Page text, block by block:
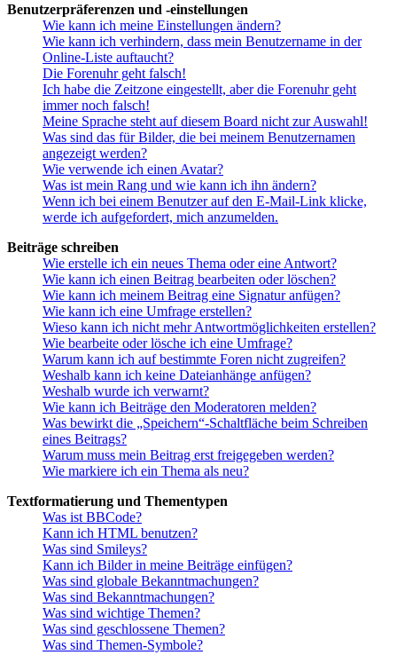
Benutzerpräferenzen und -einstellungen
Wie kann ich meine Einstellungen ändern?
Wie kann ich verhindern, dass mein Benutzername in der
Online-Liste auftaucht?
Die Forenuhr geht falsch!
Ich habe die Zeitzone eingestellt, aber die Forenuhr geht
immer noch falsch!
Meine Sprache steht auf diesem Board nicht zur Auswahl!
Was sind das für Bilder, die bei meinem Benutzernamen
angezeigt werden?
Wie verwende ich einen Avatar?
Was ist mein Rang und wie kann ich ihn ändern?
Wenn ich bei einem Benutzer auf den E-Mail-Link klicke,
werde ich aufgefordert, mich anzumelden.
Beiträge schreiben
Wie erstelle ich ein neues Thema oder eine Antwort?
Wie kann ich einen Beitrag bearbeiten oder löschen?
Wie kann ich meinem Beitrag eine Signatur anfügen?
Wie kann ich eine Umfrage erstellen?
Wieso kann ich nicht mehr Antwortmöglichkeiten erstellen?
Wie bearbeite oder lösche ich eine Umfrage?
Warum kann ich auf bestimmte Foren nicht zugreifen?
Weshalb kann ich keine Dateianhänge anfügen?
Weshalb wurde ich verwarnt?
Wie kann ich Beiträge den Moderatoren melden?
Was bewirkt die „Speichern“-Schaltfläche beim Schreiben
eines Beitrags?
Warum muss mein Beitrag erst freigegeben werden?
Wie markiere ich ein Thema als neu?
Textformatierung und Thementypen
Was ist BBCode?
Kann ich HTML benutzen?
Was sind Smileys?
Kann ich Bilder in meine Beiträge einfügen?
Was sind globale Bekanntmachungen?
Was sind Bekanntmachungen?
Was sind wichtige Themen?
Was sind geschlossene Themen?
Was sind Themen-Symbole?